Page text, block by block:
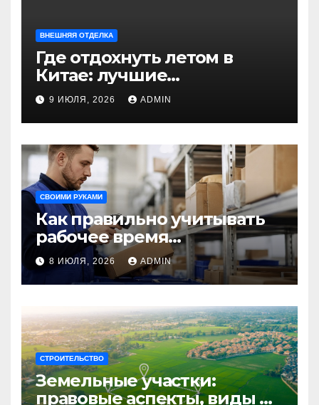
ВНЕШНЯЯ ОТДЕЛКА
Где отдохнуть летом в
Китае: лучшие
направления для
незабываемого
путешествия
9 ИЮЛЯ, 2026 ADMIN
СВОИМИ РУКАМИ
Как правильно учитывать
рабочее время
сотрудников: советы для
бизнеса
8 ИЮЛЯ, 2026 ADMIN
СТРОИТЕЛЬСТВО
Земельные участки:
правовые аспекты, виды и